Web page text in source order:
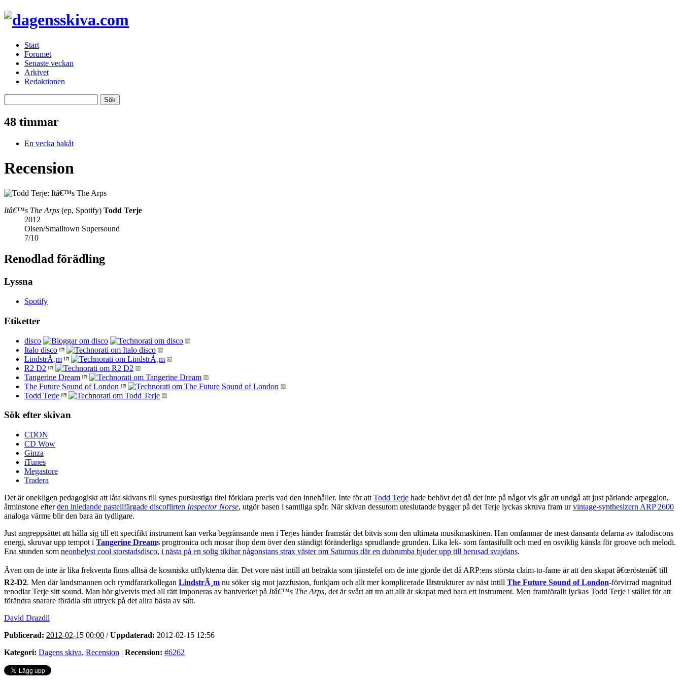
Start
Forumet
Senaste veckan
Arkivet
Redaktionen
48 timmar
En vecka bakåt
Recension
Itâ€™s The Arps (ep, Spotify) Todd Terje
2012
Olsen/Smalltown Supersound
7/10
Renodlad förädling
Lyssna
Spotify
Etiketter
disco
Italo disco
LindstrÃ¸m
R2 D2
Tangerine Dream
The Future Sound of London
Todd Terje
Sök efter skivan
CDON
CD Wow
Ginza
iTunes
Megastore
Tradera
Det är onekligen pedagogiskt att låta skivans till synes putslustiga titel förklara precis vad den innehåller. Inte för att Todd Terje hade behövt det då det inte på något vis går att undgå att just pärlande arpeggion,
åtminstone efterden inledande pastellfärgade discoflirten Inspector Norse, utgör basen i samtliga spår. När skivan dessutom uteslutande bygger på det Terje lyckas skruva fram urvintage-synthesizern ARP 2600
analoga värme blir den bara än tydligare.
Just angreppsättet att hålla sig till ett specifikt instrument kan verka begränsande men i Terjes händer framstår det bitvis som den ultimata musikmaskinen. Han omfamnar de mest dansanta delarna av italodiscons
energi, skruvar upp tempot i Tangerine Dreams progtronica och mosar ihop dem över den ständigt föränderliga sprudlande grunden. Lika lek- som fantasifullt och med en osviklig känsla för groove och melodi.
Ena stunden som neonbelyst cool storstadsdisco, i nästa på en solig tikibar någonstans strax väster om Saturnus där en dubrumba bjuder upp till berusad svajdans.
Även om de inte är lika frekventa finns alltså de kosmiska utflykterna där. Det vore näst intill att betrakta som tjänstefel om de inte gjorde det då ARP:ens största claim-to-fame är att den skapat â€œröstenâ€ till
R2-D2. Men där landsmannen och rymdfararkollegan LindstrÃ¸m nu söker sig mot jazzfusion, funkjam och allt mer komplicerade låtstrukturer av näst intill The Future Sound of London-förvirrad magnitud
renodlar Terje sitt sound. Man bör givetvis med all rätt imponeras av hantverket på Itâ€™s The Arps, det är svårt att tro att allt är skapat med bara ett instrument. Men framförallt lyckas Todd Terje i stället för att
förändra snarare förädla sitt uttryck på det allra bästa av sätt.
David Drazdil
Publicerad: 2012-02-15 00:00 /Uppdaterad: 2012-02-15 12:56
Kategori: Dagens skiva, Recension | Recension: #6262